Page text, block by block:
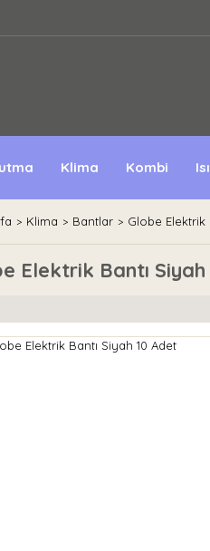
Klima Kombi
Klima Bantlar Globe Elektrik
Elektrik Bantı